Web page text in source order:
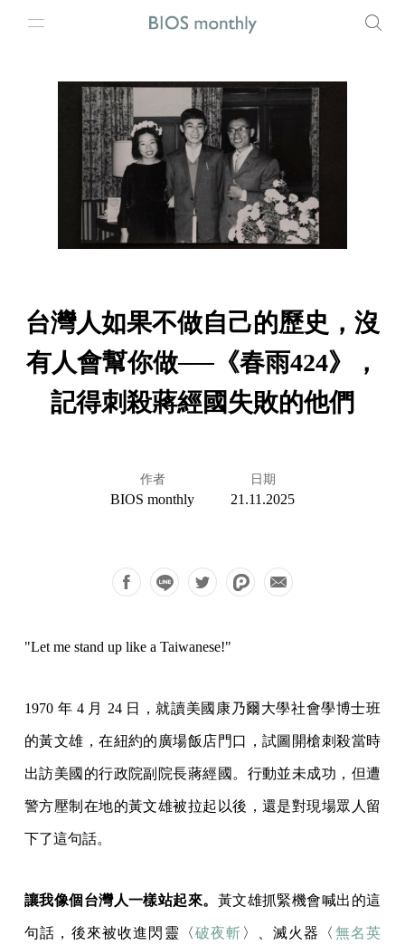
台灣人如果不做自己的歷史，沒
有人會幫你做──《春雨424》，
記得刺殺蔣經國失敗的他們
作者
BIOS monthly
日期
21.11.2025
"Let me stand up like a Taiwanese!"
1970 年 4 月 24 日，就讀美國康乃爾大學社會學博士班
的黃文雄，在紐約的廣場飯店門口，試圖開槍刺殺當時
出訪美國的行政院副院長蔣經國。行動並未成功，但遭
警方壓制在地的黃文雄被拉起以後，還是對現場眾人留
下了這句話。
讓我像個台灣人一樣站起來。 黃文雄抓緊機會喊出的這
句話，後來被收進閃靈〈破夜斬 〉、滅火器〈 無名英